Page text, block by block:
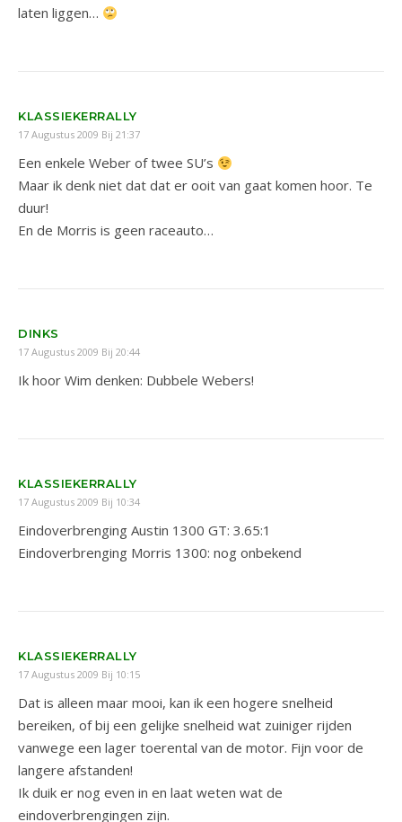
laten liggen…
KLASSIEKERRALLY
17 Augustus 2009 Bij 21:37
Een enkele Weber of twee SU’s
Maar ik denk niet dat dat er ooit van gaat komen hoor. Te
duur!
En de Morris is geen raceauto…
DINKS
17 Augustus 2009 Bij 20:44
Ik hoor Wim denken: Dubbele Webers!
KLASSIEKERRALLY
17 Augustus 2009 Bij 10:34
Eindoverbrenging Austin 1300 GT: 3.65:1
Eindoverbrenging Morris 1300: nog onbekend
KLASSIEKERRALLY
17 Augustus 2009 Bij 10:15
Dat is alleen maar mooi, kan ik een hogere snelheid
bereiken, of bij een gelijke snelheid wat zuiniger rijden
vanwege een lager toerental van de motor. Fijn voor de
langere afstanden!
Ik duik er nog even in en laat weten wat de
eindoverbrengingen zijn.